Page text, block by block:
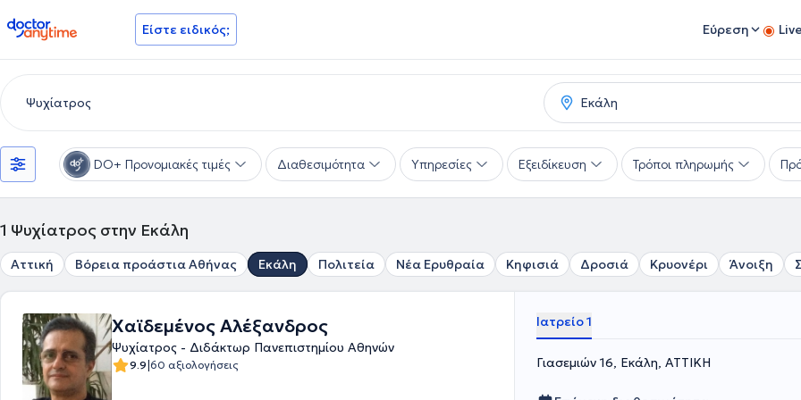
doctoranytime Είστε ειδικός; Εύρεση
DO+ Προνομιακές τιμές Διαθεσιμότητα Υπηρεσίες Εξειδίκευση Τρόποι πληρωμής
1 Ψυχίατρος στην Εκάλη
Αττική Βόρεια προάστια Αθήνας Εκάλη Πολιτεία Νέα Ερυθραία Κηφισιά Δροσιά Κρυονέρι Άνοιξη
Χαϊδεμένος Αλέξανδρος
Ψυχίατρος - Διδάκτωρ Πανεπιστημίου Αθηνών
9.9|60 αξιολογήσεις
Ιατρείο 1
Γιασεμιών 16, Εκάλη, ΑΤΤΙΚΗ